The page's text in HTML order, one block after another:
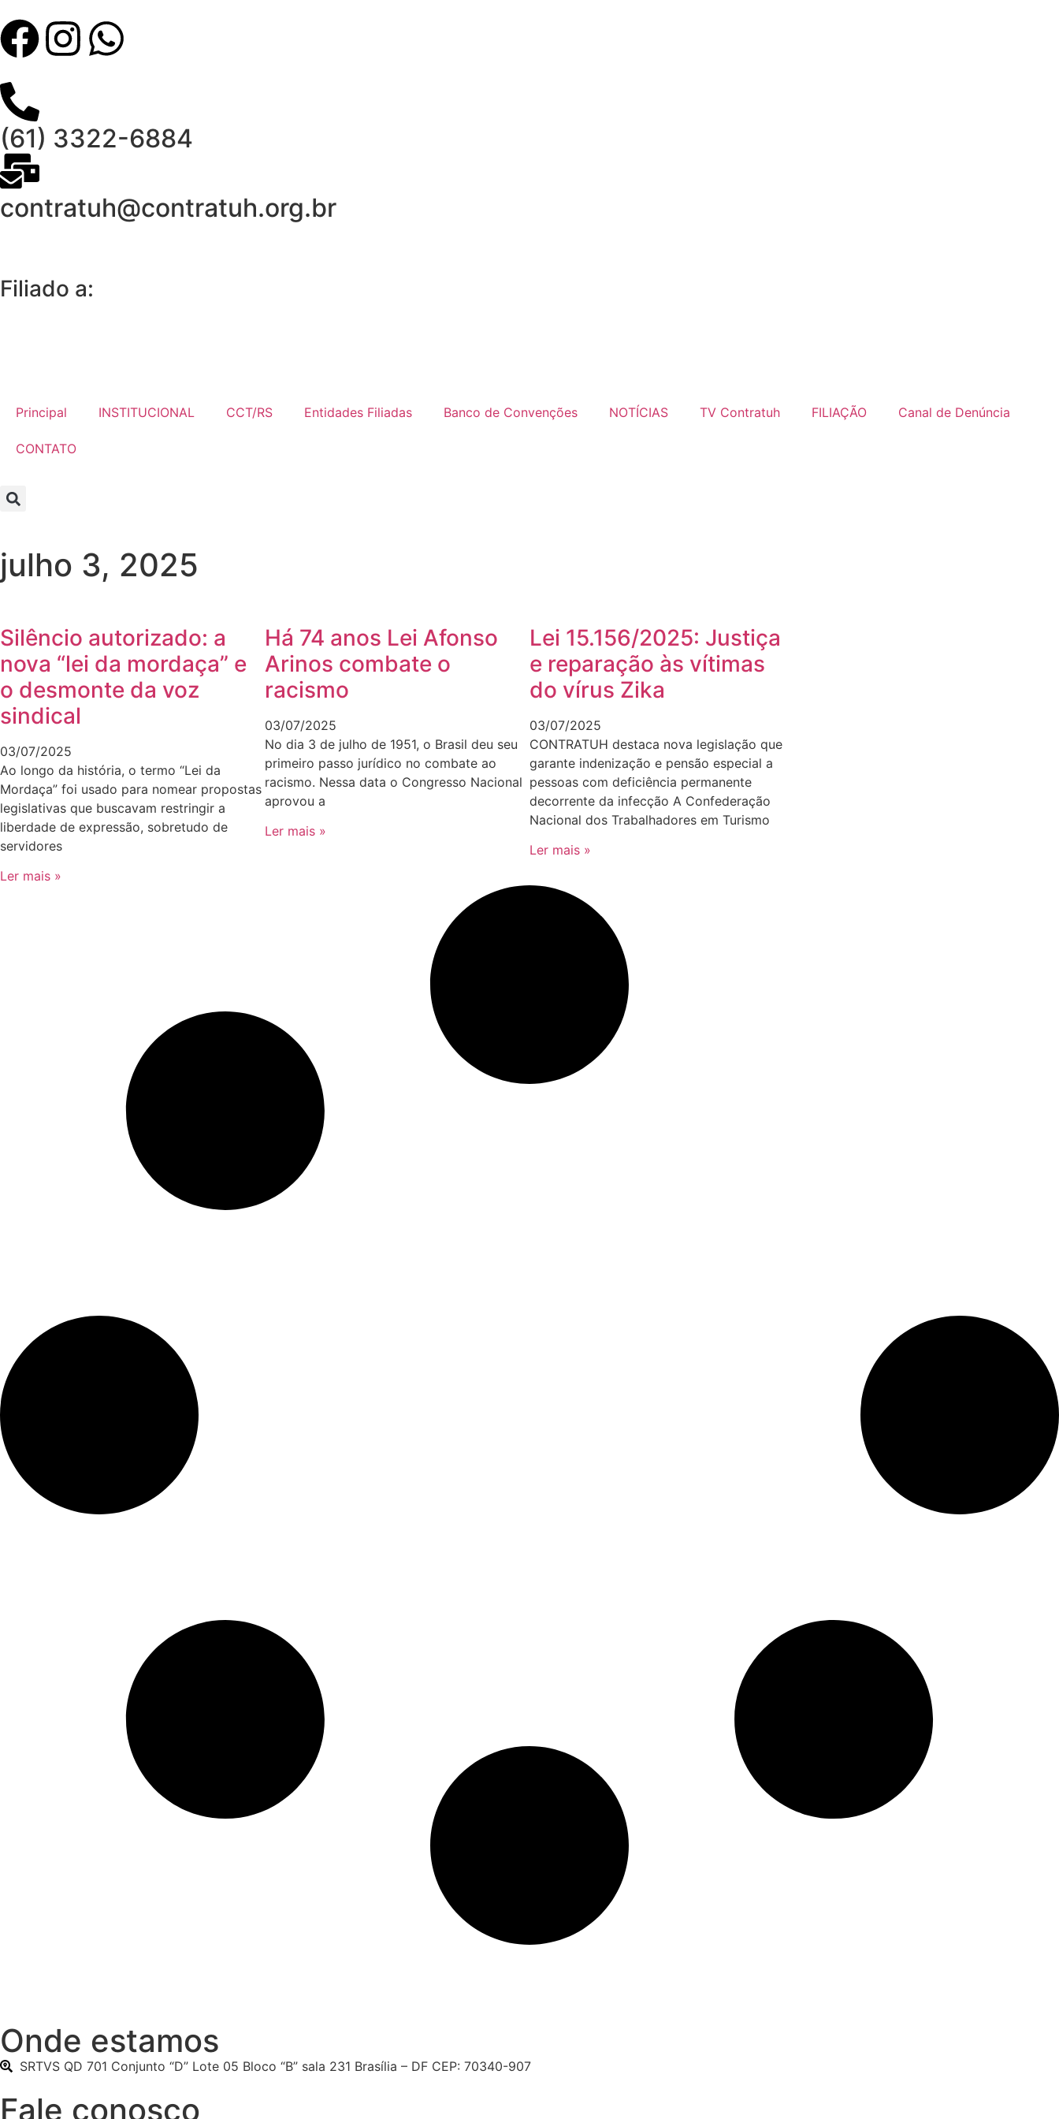
(61) 3322-6884
contratuh@contratuh.org.br
Filiado a:
Principal INSTITUCIONAL CCT/RS Entidades Filiadas Banco de Convenções NOTÍCIAS TV Contratuh FILIAÇÃO Canal de Denúncia
CONTATO
julho 3, 2025
Silêncio autorizado: a
nova “lei da mordaça” e
o desmonte da voz
sindical
03/07/2025
Ao longo da história, o termo “Lei da
Mordaça” foi usado para nomear propostas
legislativas que buscavam restringir a
liberdade de expressão, sobretudo de
servidores
Ler mais »
Há 74 anos Lei Afonso
Arinos combate o
racismo
03/07/2025
No dia 3 de julho de 1951, o Brasil deu seu
primeiro passo jurídico no combate ao
racismo. Nessa data o Congresso Nacional
aprovou a
Ler mais »
Lei 15.156/2025: Justiça
e reparação às vítimas
do vírus Zika
03/07/2025
CONTRATUH destaca nova legislação que
garante indenização e pensão especial a
pessoas com deficiência permanente
decorrente da infecção A Confederação
Nacional dos Trabalhadores em Turismo
Ler mais »
Onde estamos
SRTVS QD 701 Conjunto “D” Lote 05 Bloco “B” sala 231 Brasília – DF CEP: 70340-907
Fale conosco